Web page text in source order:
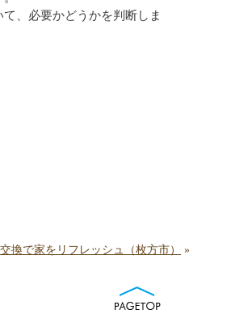
、必要かどうかを判断しま
換で家をリフレッシュ（枚方市） »